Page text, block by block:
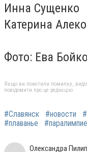
Инна Сущенко
Катерина Алеко
Фото: Ева Бойко
Якщо ви помітили помилку,
повідомити про це редакцію
#Славянск #новости
#плаванье
Олександра